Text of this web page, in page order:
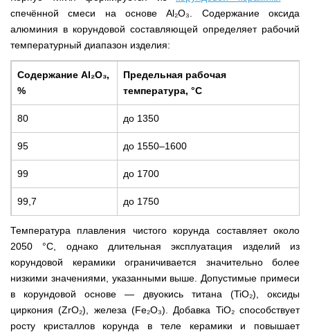
спечённой смеси на основе Al₂O₃. Содержание оксида
алюминия в корундовой составляющей определяет рабочий
температурный диапазон изделия:
Содержание Al₂O₃,
%
Предельная рабочая
температура, °С
80 до 1350
95 до 1550–1600
99 до 1700
99,7 до 1750
Температура плавления чистого корунда составляет около
2050 °С, однако длительная эксплуатация изделий из
корундовой керамики ограничивается значительно более
низкими значениями, указанными выше. Допустимые примеси
в корундовой основе — двуокись титана (TiO₂), оксиды
циркония (ZrO₂), железа (Fe₂O₃). Добавка TiO₂ способствует
росту кристаллов корунда в теле керамики и повышает